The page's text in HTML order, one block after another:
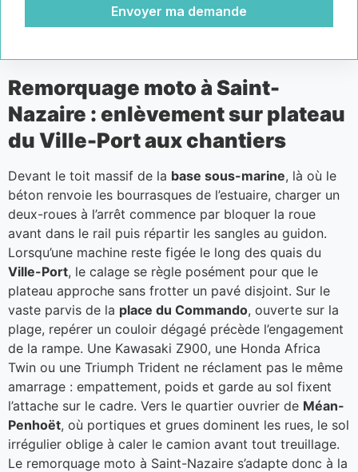
Envoyer ma demande
Remorquage moto à Saint-
Nazaire : enlèvement sur plateau
du Ville-Port aux chantiers
Devant le toit massif de la base sous-marine, là où le
béton renvoie les bourrasques de l’estuaire, charger un
deux-roues à l’arrêt commence par bloquer la roue
avant dans le rail puis répartir les sangles au guidon.
Lorsqu’une machine reste figée le long des quais du
Ville-Port, le calage se règle posément pour que le
plateau approche sans frotter un pavé disjoint. Sur le
vaste parvis de la place du Commando, ouverte sur la
plage, repérer un couloir dégagé précède l’engagement
de la rampe. Une Kawasaki Z900, une Honda Africa
Twin ou une Triumph Trident ne réclament pas le même
amarrage : empattement, poids et garde au sol fixent
l’attache sur le cadre. Vers le quartier ouvrier de Méan-
Penhoët, où portiques et grues dominent les rues, le sol
irrégulier oblige à caler le camion avant tout treuillage.
Le remorquage moto à Saint-Nazaire s’adapte donc à la